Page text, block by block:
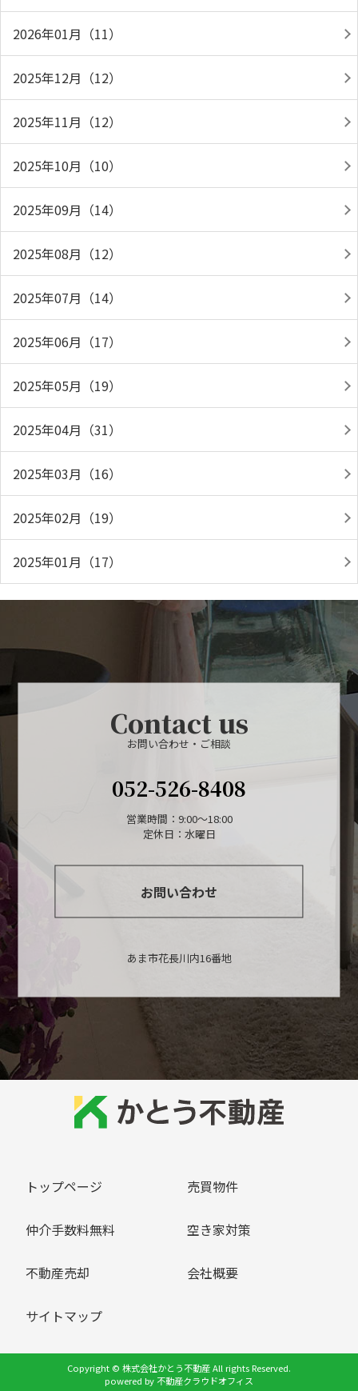
2026年01月（11）
2025年12月（12）
2025年11月（12）
2025年10月（10）
2025年09月（14）
2025年08月（12）
2025年07月（14）
2025年06月（17）
2025年05月（19）
2025年04月（31）
2025年03月（16）
2025年02月（19）
2025年01月（17）
Contact us
お問い合わせ・ご相談
052-526-8408
営業時間：9:00～18:00
定休日：水曜日
お問い合わせ
あま市花長川内16番地
トップページ 売買物件
仲介手数料無料 空き家対策
不動産売却 会社概要
サイトマップ
Copyright © 株式会社かとう不動産 All rights Reserved.
powered by 不動産クラウドオフィス